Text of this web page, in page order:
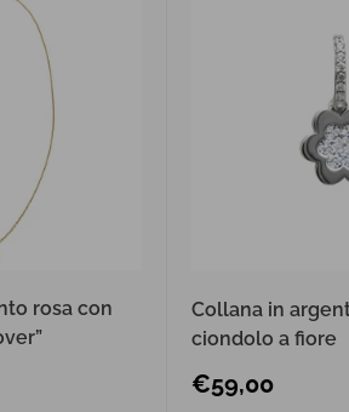
rosa con
Collana in
ciondolo a fiore
Prezzo
€59,00